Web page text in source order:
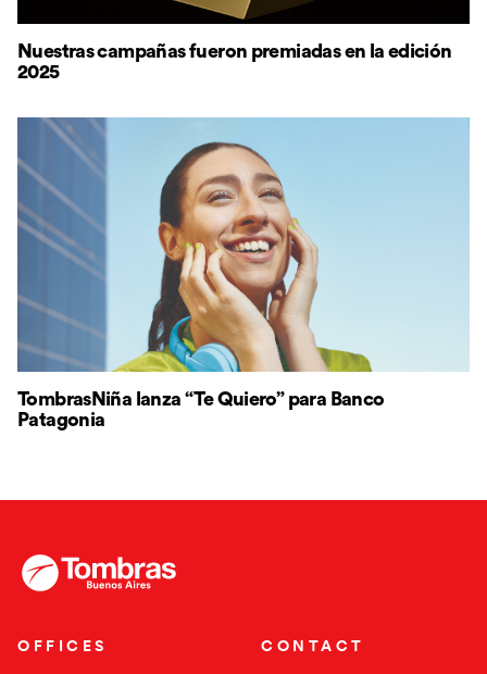
Nuestras campañas fueron premiadas en la edición
2025
TombrasNiña lanza “Te Quiero” para Banco
Patagonia
Go to homepage
OFFICES CONTACT